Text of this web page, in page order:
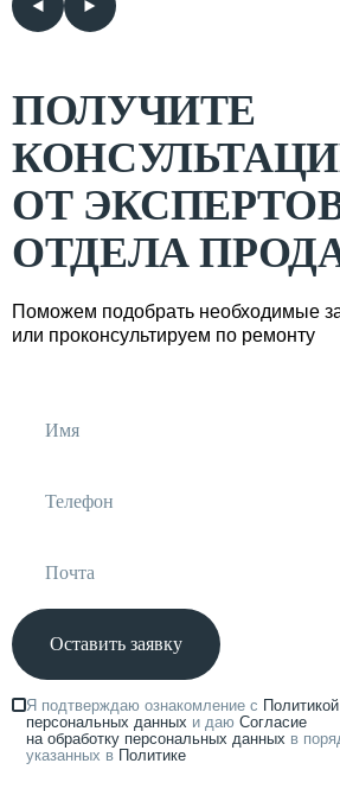
ПОЛУЧИТЕ
ОТ
ОТДЕЛА
Поможем подобрать необходимые
или проконсультируем по ремонту
Оставить заявку
Я подтверждаю ознакомление с
персональных данных и даю Согласие
на обработку персональных данных в
указанных в Политике